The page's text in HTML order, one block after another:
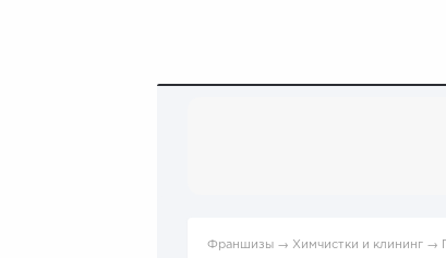
Франшизы → Химчистки и клининг →